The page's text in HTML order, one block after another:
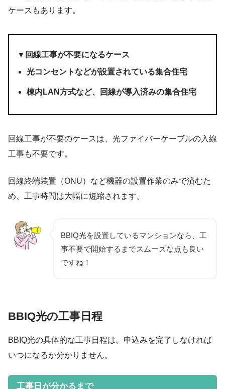
ケース もあります。
▼回線工事が不要になるケース
光コンセントなどが設置されている集合住宅
棟内LAN方式など、回線が導入済みの集合住宅
回線工事が不要のケースは、光ファイバーケーブルの入線
工事も不要です。
回線終端装置（ONU）など機器の設置作業のみで済むた
め、工事時間は大幅に短縮されます。
BBIQ光を設置しているマンションなら、工
事不要で開始するまでスムーズな点も良い
ですね！
BBIQ光の工事日程
BBIQ光の具体的な工事日程は、申込みを完了しなければ
いつになるか分かりません。
工事日が分かるまで